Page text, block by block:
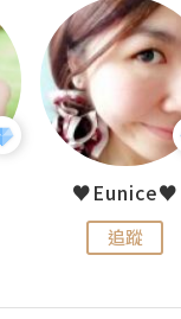
♥Eunice♥
追蹤